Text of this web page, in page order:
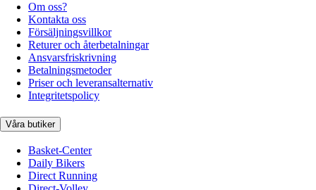
Om oss?
Kontakta oss
Försäljningsvillkor
Returer och återbetalningar
Ansvarsfriskrivning
Betalningsmetoder
Priser och leveransalternativ
Integritetspolicy
Våra butiker
Basket-Center
Daily Bikers
Direct Running